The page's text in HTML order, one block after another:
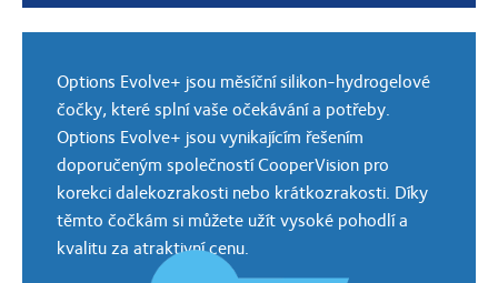
Options Evolve+ jsou měsíční silikon-hydrogelové
čočky, které splní vaše očekávání a potřeby.
Options Evolve+ jsou vynikajícím řešením
doporučeným společností CooperVision pro
korekci dalekozrakosti nebo krátkozrakosti. Díky
těmto čočkám si můžete užít vysoké pohodlí a
kvalitu za atraktivní cenu.